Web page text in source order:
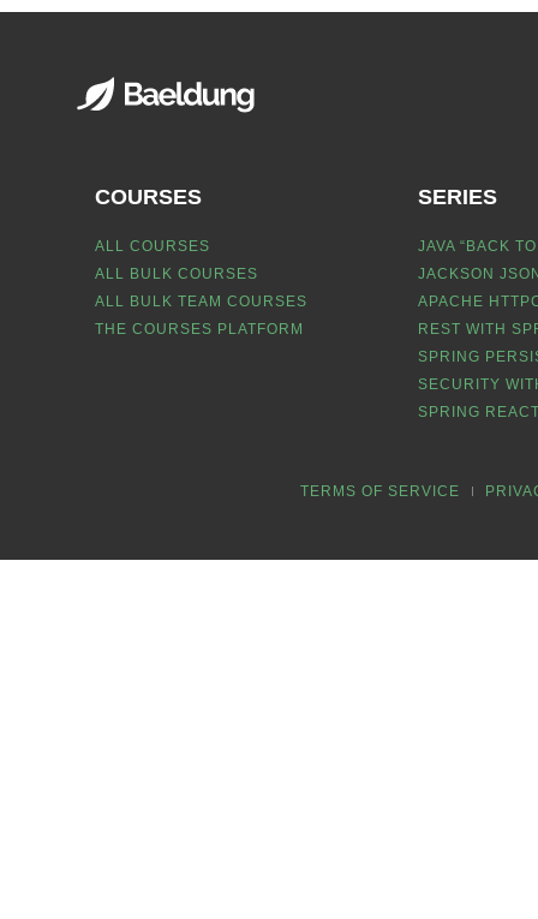
COURSES
ALL COURSES
ALL BULK COURSES
ALL BULK TEAM COURSES
THE COURSES PLATFORM
SERIES
JAVA “BACK
JACKSON
APACHE
REST WITH
SPRING
SECURITY
SPRING
TERMS OF SERVICE